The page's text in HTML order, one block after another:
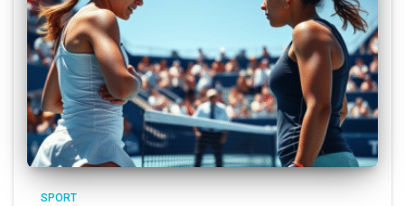
SPORT